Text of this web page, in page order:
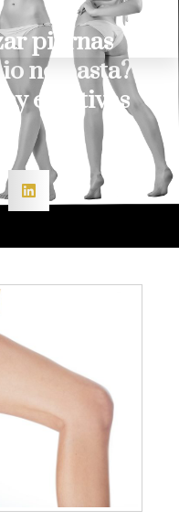
piernas
no basta?
y efectivas